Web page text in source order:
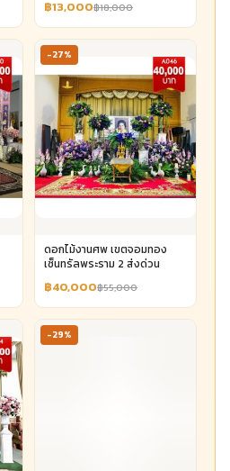
฿13,000฿18,000
-27%
ดอกไม้งานศพ เขตจอมทอง
เซ็นทรัลพระราม 2 ส่งด่วน
฿40,000฿55,000
-29%